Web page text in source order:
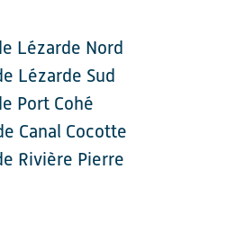
Lézarde Nord
Lézarde Sud
Port Cohé
Canal Cocotte
Rivière Pierre